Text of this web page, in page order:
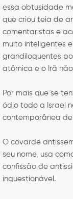
essa obtusidade
que criou teia de
comentaristas e
muito inteligentes
grandiloquentes
atômica e o Irã
Por mais que se
ódio todo a Israel
contemporânea de
O covarde
seu nome, usa
confissão de
inquestionável.